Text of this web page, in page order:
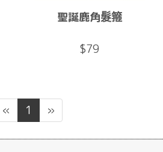
聖誕鹿角髮箍
$79
« 1 »